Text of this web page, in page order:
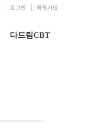
로그인 회원가입
다드림CBT